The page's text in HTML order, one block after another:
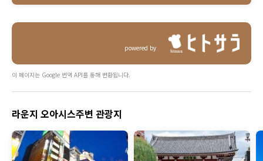
powered by
이 페이지는 Google 번역 API를 통해 변환됩니다.
라운지 오아시스주변 관광지